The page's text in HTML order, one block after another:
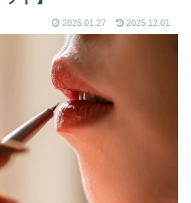
2025.01.27 2025.12.01